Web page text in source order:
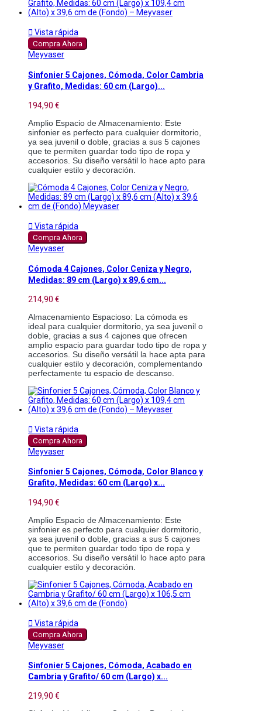
 Vista rápida
Compra Ahora
Meyvaser
Sinfonier 5 Cajones, Cómoda, Color Cambria
y Grafito, Medidas: 60 cm (Largo)...
194,90 €
Amplio Espacio de Almacenamiento: Este
sinfonier es perfecto para cualquier dormitorio,
ya sea juvenil o doble, gracias a sus 5 cajones
que te permiten guardar todo tipo de ropa y
accesorios. Su diseño versátil lo hace apto para
cualquier estilo y decoración.
 Vista rápida
Compra Ahora
Meyvaser
Cómoda 4 Cajones, Color Ceniza y Negro,
Medidas: 89 cm (Largo) x 89,6 cm...
214,90 €
Almacenamiento Espacioso: La cómoda es
ideal para cualquier dormitorio, ya sea juvenil o
doble, gracias a sus 4 cajones que ofrecen
amplio espacio para guardar todo tipo de ropa y
accesorios. Su diseño versátil la hace apta para
cualquier estilo y decoración, complementando
perfectamente tu espacio de descanso.
 Vista rápida
Compra Ahora
Meyvaser
Sinfonier 5 Cajones, Cómoda, Color Blanco y
Grafito, Medidas: 60 cm (Largo) x...
194,90 €
Amplio Espacio de Almacenamiento: Este
sinfonier es perfecto para cualquier dormitorio,
ya sea juvenil o doble, gracias a sus 5 cajones
que te permiten guardar todo tipo de ropa y
accesorios. Su diseño versátil lo hace apto para
cualquier estilo y decoración.
 Vista rápida
Compra Ahora
Meyvaser
Sinfonier 5 Cajones, Cómoda, Acabado en
Cambria y Grafito/ 60 cm (Largo) x...
219,90 €